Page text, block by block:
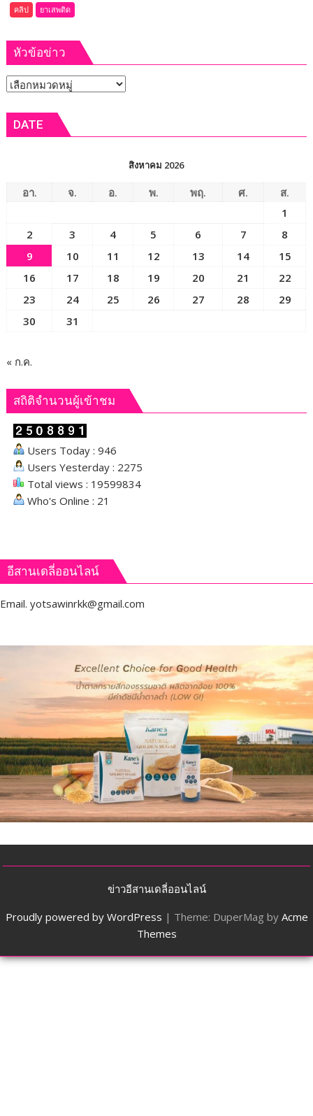
เครือ
ทรัพย์
กว่า
คลิป ยาเสพติด
หัวข้อข่าว
หัวข้อ
DATE
สิงหาคม 2026
อา. จ. อ. พ. พฤ. ศ.
ส.
1
2
3 4 5 6 7
8
9
10 11 12 13 14
15
16
17 18 19 20 21
22
23
24 25 26 27 28
29
30
31
« ก.ค.
สถิติจำนวนผู้เข้าชม
Users Today : 946
Users Yesterday : 2275
Total views : 19599834
Who's Online : 21
อีสานเดลี่ออนไลน์
Email. yotsawinrkk@gmail.com
ข่าวอีสานเดลี่ออนไลน์
Proudly powered by WordPress | Theme: DuperMag by Acme
Themes